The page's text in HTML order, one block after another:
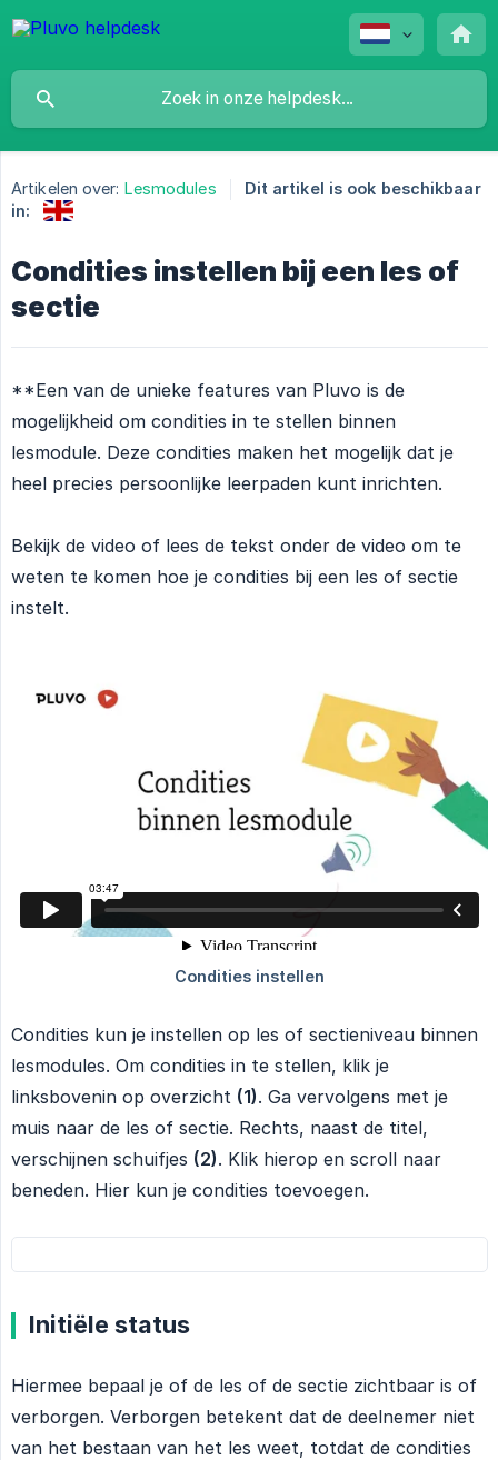
Artikelen over: Lesmodules
Dit artikel is ook beschikbaar
in:
Condities instellen bij een les of
sectie
**Een van de unieke features van Pluvo is de
mogelijkheid om condities in te stellen binnen
lesmodule. Deze condities maken het mogelijk dat je
heel precies persoonlijke leerpaden kunt inrichten.
Bekijk de video of lees de tekst onder de video om te
weten te komen hoe je condities bij een les of sectie
instelt.
Condities kun je instellen op les of sectieniveau binnen
lesmodules. Om condities in te stellen, klik je
linksbovenin op overzicht (1). Ga vervolgens met je
muis naar de les of sectie. Rechts, naast de titel,
verschijnen schuifjes (2). Klik hierop en scroll naar
beneden. Hier kun je condities toevoegen.
Initiële status
Hiermee bepaal je of de les of de sectie zichtbaar is of
verborgen. Verborgen betekent dat de deelnemer niet
van het bestaan van het les weet, totdat de condities